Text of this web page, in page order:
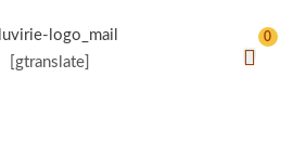
[gtranslate]
0